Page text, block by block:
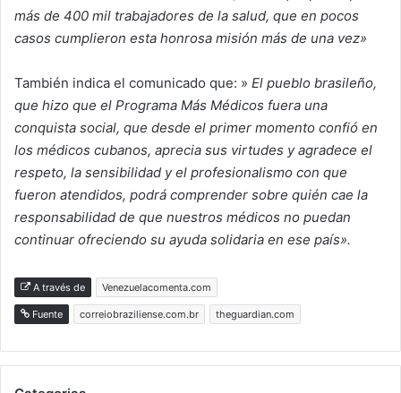
más de 400 mil trabajadores de la salud, que en pocos
casos cumplieron esta honrosa misión más de una vez»
También indica el comunicado que: » El pueblo brasileño,
que hizo que el Programa Más Médicos fuera una
conquista social, que desde el primer momento confió en
los médicos cubanos, aprecia sus virtudes y agradece el
respeto, la sensibilidad y el profesionalismo con que
fueron atendidos, podrá comprender sobre quién cae la
responsabilidad de que nuestros médicos no puedan
continuar ofreciendo su ayuda solidaria en ese país».
A través de Venezuelacomenta.com
Fuente correiobraziliense.com.br theguardian.com